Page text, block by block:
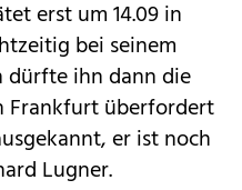
erst um 14.09 in
bei seinem
dürfte ihn dann die
Frankfurt überfordert
er ist noch
Lugner.